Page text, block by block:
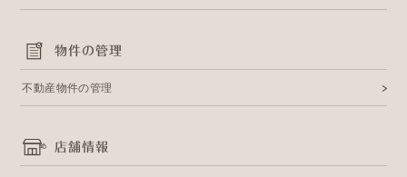
物件の管理
不動産物件の管理
店舗情報